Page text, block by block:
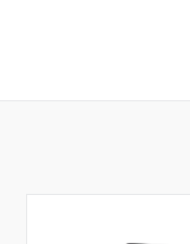
Купить в 1 клик